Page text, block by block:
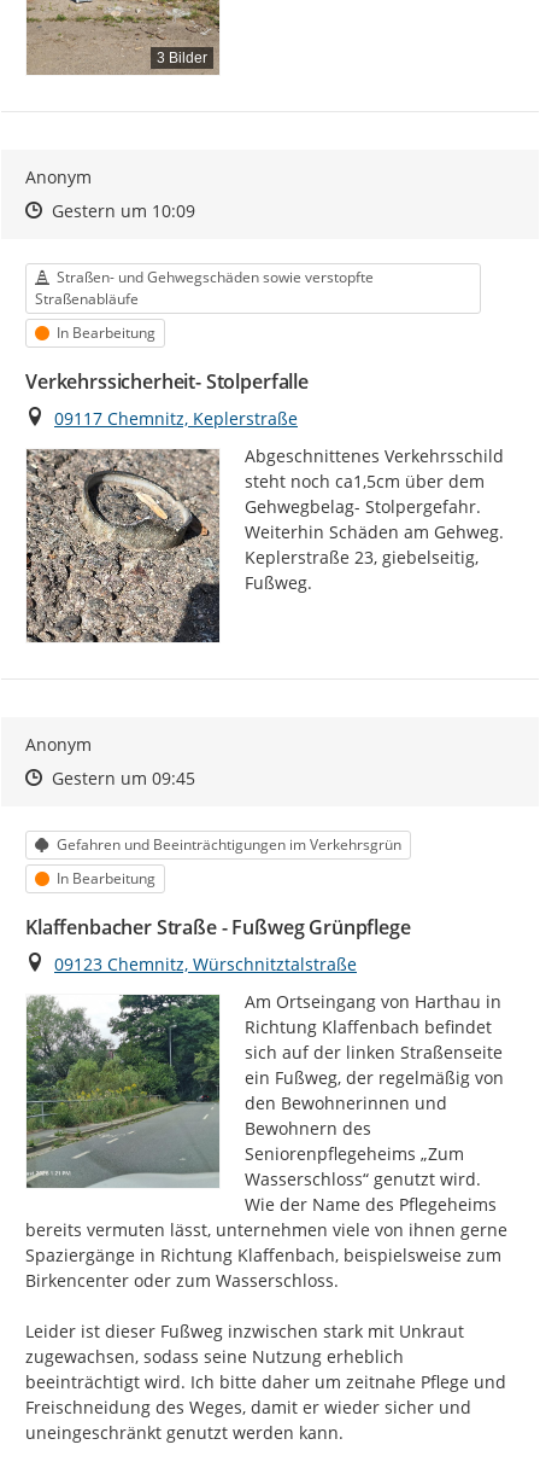
3 Bilder
Anonym
Zeitpunkt des Erstellens
Zeitpunkt des Erstellens
Gestern um 10:09Zur Äußerung
Kategorie
Straßen- und Gehwegschäden sowie verstopfte
Straßenabläufe
Status
In Bearbeitung
Verkehrssicherheit- Stolperfalle
Ort
09117 Chemnitz, Keplerstraße
Abgeschnittenes Verkehrsschild
steht noch ca1,5cm über dem
Gehwegbelag- Stolpergefahr.
Weiterhin Schäden am Gehweg.
Keplerstraße 23, giebelseitig,
Fußweg.
Anonym
Zeitpunkt des Erstellens
Zeitpunkt des Erstellens
Gestern um 09:45Zur Äußerung
Kategorie
Gefahren und Beeinträchtigungen im Verkehrsgrün
Status
In Bearbeitung
Klaffenbacher Straße - Fußweg Grünpflege
Ort
09123 Chemnitz, Würschnitztalstraße
Am Ortseingang von Harthau in
Richtung Klaffenbach befindet
sich auf der linken Straßenseite
ein Fußweg, der regelmäßig von
den Bewohnerinnen und
Bewohnern des
Seniorenpflegeheims „Zum
Wasserschloss“ genutzt wird.
Wie der Name des Pflegeheims
bereits vermuten lässt, unternehmen viele von ihnen gerne
Spaziergänge in Richtung Klaffenbach, beispielsweise zum
Birkencenter oder zum Wasserschloss.
Leider ist dieser Fußweg inzwischen stark mit Unkraut
zugewachsen, sodass seine Nutzung erheblich
beeinträchtigt wird. Ich bitte daher um zeitnahe Pflege und
Freischneidung des Weges, damit er wieder sicher und
uneingeschränkt genutzt werden kann.